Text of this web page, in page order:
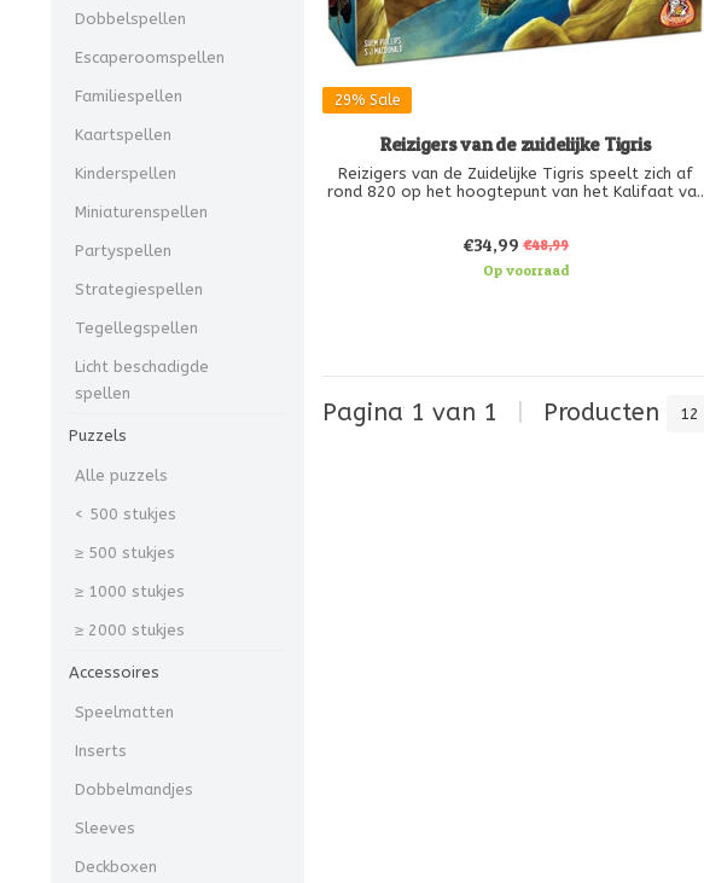
Dobbelspellen
Escaperoomspellen
Familiespellen
Kaartspellen
Kinderspellen
Miniaturenspellen
Partyspellen
Strategiespellen
Tegellegspellen
Licht beschadigde
spellen
Puzzels
Alle puzzels
< 500 stukjes
≥ 500 stukjes
≥ 1000 stukjes
≥ 2000 stukjes
Accessoires
Speelmatten
Inserts
Dobbelmandjes
Sleeves
Deckboxen
29% Sale
Reizigers van de zuidelijke Tigris
Reizigers van de Zuidelijke Tigris speelt zich af
rond 820 op het hoogtepunt van het Kalifaat van
vanuit Bagdad om de regio in kaart te brengen:
het land, het
€34,99 €48,99
Op voorraad
Pagina 1 van 1 Producten 12